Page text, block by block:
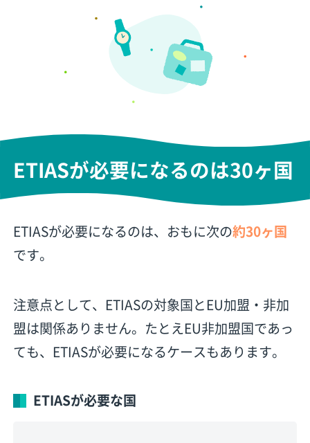
ETIASが必要になるのは30ヶ国
ETIASが必要になるのは、おもに次の約30ヶ国
です。
注意点として、ETIASの対象国とEU加盟・非加
盟は関係ありません。たとえEU非加盟国であっ
ても、ETIASが必要になるケースもあります。
ETIASが必要な国